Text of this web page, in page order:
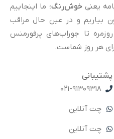
یعنی خوش‌رنگ؛ ما اینجاییم
بیاریم و در عین حال مراقب
تا جوراب‌های پرفورمنس
هر روز شماست.
پشتیبانی
021-91309318
چت آنلاین
چت آنلاین